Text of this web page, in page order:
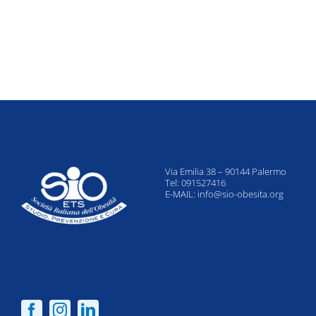
Via Emilia 38 – 90144 Palermo
Tel: 091527416
E-MAIL: info@sio-obesita.org